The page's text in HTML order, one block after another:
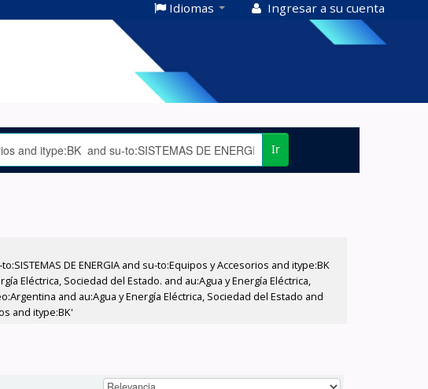
Idiomas Ingresar a su cuenta
Ir
DE ENERGIA and su-to:Equipos y Accesorios and itype:BK
Eléctrica, Sociedad del Estado. and au:Agua y Energía Eléctrica,
and au:Agua y Energía Eléctrica, Sociedad del Estado and
and itype:BK'